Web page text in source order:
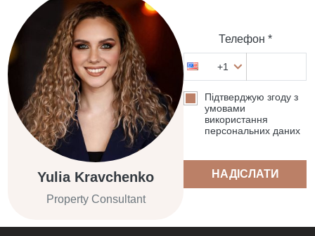
Yulia Kravchenko
Property Consultant
Телефон *
+1
Підтверджую згоду з
умовами
використання
персональних даних
НАДІСЛАТИ